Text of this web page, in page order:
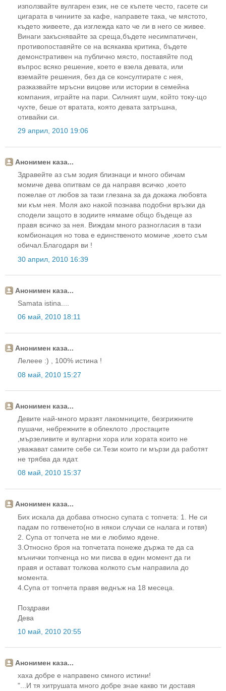
използвайте вулгарен език, не се къпете често, гасете си
цигарата в чиниите за кафе, направете така, че мястото,
където живеете, да изглежда като че ли в него се живее.
Винаги закъснявайте за среща,бъдете несимпатичен,
противопоставяйте се на всякаква критика, бъдете
демонстративен на публично място, поставяйте под
въпрос всяко решение, което е взела девата, или
вземайте решения, без да се консултирате с нея,
разказвайте мръсни вицове или истории в семейна
компания, играйте на пари. Силният шум, който току-що
чухте, беше от вратата, която девата затръшна,
отивайки си.
29 април, 2010 19:06
Анонимен каза...
Здравейте аз съм зодия близнаци и много обичам
момиче дева опитвам се да направя всичко ,което
пожелае от любов за тази глезана за да докажа любовта
ми към нея. Моля ако накой познава подобни връзки да
сподели защото в зодиите нямаме общо бъдеще аз
правя всичко за нея. Виждам много разногласия в тази
комбионация но това е единственото момиче ,което съм
обичал.Благодаря ви !
30 април, 2010 16:39
Анонимен каза...
Samata istina....
06 май, 2010 18:11
Анонимен каза...
Лелеее :) , 100% истина !
08 май, 2010 15:27
Анонимен каза...
Девите най-много мразят лакомниците, безгрижните
пушачи, небрежните в облеклото ,простаците
,мързеливите и вулгарни хора или хората които не
уважават самите себе си.Тези които ги мързи да работят
не трябва да ядат.
08 май, 2010 15:37
Анонимен каза...
Бих искала да добава относно супата с топчета: 1. Не си
падам по готвенето(но в някои случаи се налага и готвя)
2. Супа от топчета не ми е любимо ядене.
3.Относно броя на топчетата понеже държа те да са
мънички топченца но ми писва в един момент да ги
правя и остават толкова колкото съм направила до
момента.
4.Супа от топчета правя веднъж на 18 месеца.
Поздрави
Дева
10 май, 2010 20:55
Анонимен каза...
хаха добре е направено смного истини!
"...И тя хитрушата много добре знае какво ти доставя